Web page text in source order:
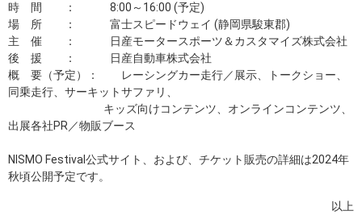
時 間 ： 8:00～16:00 (予定)
場 所 ： 富士スピードウェイ (静岡県駿東郡)
主 催 ： 日産モータースポーツ＆カスタマイズ株式会社
後 援 ： 日産自動車株式会社
概 要（予定）： レーシングカー走行／展示、トークショー、
同乗走行、サーキットサファリ、
キッズ向けコンテンツ、オンラインコンテンツ、
出展各社PR／物販ブース
NISMO Festival公式サイト、および、チケット販売の詳細は2024年
秋頃公開予定です。
以上